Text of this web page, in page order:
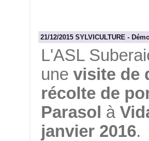
21/12/2015 SYLVICULTURE -
L'ASL
une visite de
récolte de
Parasol à
janvier 2016.